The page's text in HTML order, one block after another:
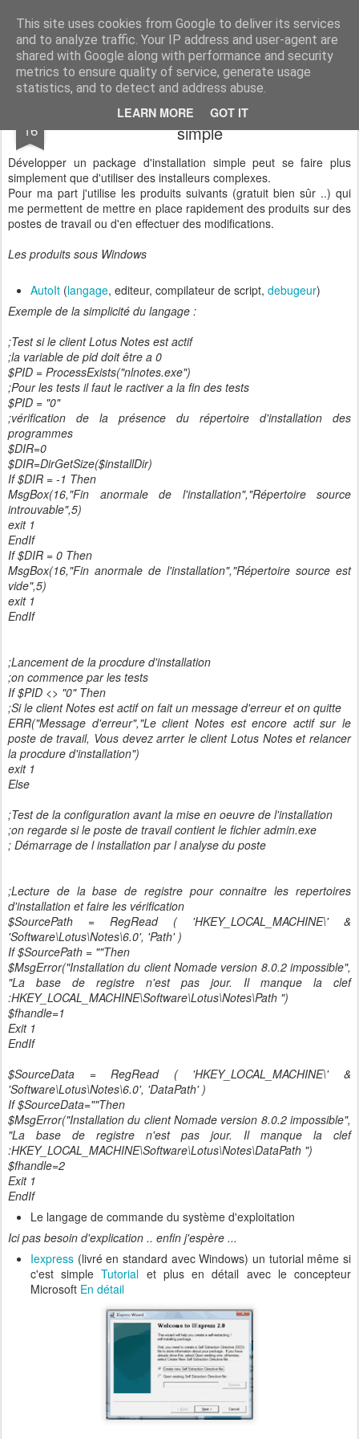
This site uses cookies from Google to deliver its services
and to analyze traffic. Your IP address and user-agent are
shared with Google along with performance and security
metrics to ensure quality of service, generate usage
statistics, and to detect and address abuse.
LEARN MORE GOT IT
Tilaune .. Tilaune vous assiste dans le conseil, la mise en œuvre et l'intégration d'architecture collaborative. Nous sommes des spécialistes de HCL Domino et HCL Connections. Nous réalisons audit, migration et intégration des structures au sein de votre architecture actuelle. Nous disposons d'expert sur le RGPD et fournissons les prestations de DPO mutualisés.
16
Développement de package d'installation
simple
Développer un package d'installation simple peut se faire plus
simplement que d'utiliser des installeurs complexes.
Pour ma part j'utilise les produits suivants (gratuit bien sûr ..) qui
me permettent de mettre en place rapidement des produits sur des
postes de travail ou d'en effectuer des modifications.
Les produits sous Windows
AutoIt (langage, editeur, compilateur de script, debugeur)
Exemple de la simplicité du langage :
;Test si le client Lotus Notes est actif
;la variable de pid doit être a 0
$PID = ProcessExists("nlnotes.exe")
;Pour les tests il faut le ractiver a la fin des tests
$PID = "0"
;vérification de la présence du répertoire d'installation des
programmes
$DIR=0
$DIR=DirGetSize($installDir)
If $DIR = -1 Then
MsgBox(16,"Fin anormale de l'installation","Répertoire source
introuvable",5)
exit 1
EndIf
If $DIR = 0 Then
MsgBox(16,"Fin anormale de l'installation","Répertoire source est
vide",5)
exit 1
EndIf
;Lancement de la procdure d'installation
;on commence par les tests
If $PID <> "0" Then
;Si le client Notes est actif on fait un message d'erreur et on quitte
ERR("Message d'erreur","Le client Notes est encore actif sur le
poste de travail, Vous devez arrter le client Lotus Notes et relancer
la procdure d'installation")
exit 1
Else
;Test de la configuration avant la mise en oeuvre de l'installation
;on regarde si le poste de travail contient le fichier admin.exe
; Démarrage de l installation par l analyse du poste
;Lecture de la base de registre pour connaitre les repertoires
d'installation et faire les vérification
$SourcePath = RegRead ( 'HKEY_LOCAL_MACHINE\' &
'Software\Lotus\Notes\6.0', 'Path' )
If $SourcePath = ""Then
$MsgError("Installation du client Nomade version 8.0.2 impossible",
"La base de registre n'est pas jour. Il manque la clef
:HKEY_LOCAL_MACHINE\Software\Lotus\Notes\Path ")
$fhandle=1
Exit 1
EndIf
$SourceData = RegRead ( 'HKEY_LOCAL_MACHINE\' &
'Software\Lotus\Notes\6.0', 'DataPath' )
If $SourceData=""Then
$MsgError("Installation du client Nomade version 8.0.2 impossible",
"La base de registre n'est pas jour. Il manque la clef
:HKEY_LOCAL_MACHINE\Software\Lotus\Notes\DataPath ")
$fhandle=2
Exit 1
EndIf
Le langage de commande du système d'exploitation
Ici pas besoin d'explication .. enfin j'espère ...
Iexpress (livré en standard avec Windows) un tutorial même si
c'est simpleTutorial et plus en détail avec le concepteur
Microsoft En détail